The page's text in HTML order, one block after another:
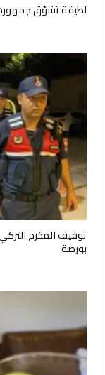
لطيفة تشوّق
توقيف المخرج
بورصة